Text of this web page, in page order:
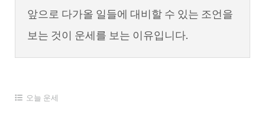
앞으로 다가올 일들에 대비할 수 있는 조언을
보는 것이 운세를 보는 이유입니다.
오늘 운세